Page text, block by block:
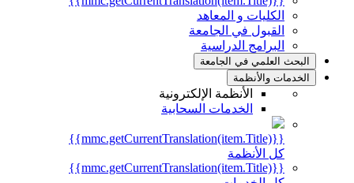
الكليات و المعاهد
القبول في الجامعة
البرامج الدراسية
البحث العلمي في الجامعة
الخدمات والأنظمة
الأنظمة الإلكترونية
الخدمات السحابية
{{mmc.getCurrentTranslation(item.Title)}}
كل الأنظمة
{{mmc.getCurrentTranslation(item.Title)}}